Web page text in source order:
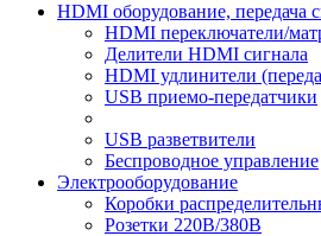
HDMI оборудование, передача
HDMI переключатели/
Делители HDMI сигнала
HDMI удлинители
USB приемо-передатчики
USB разветвители
Беспроводное управление
Электрооборудование
Коробки
Розетки 220В/380В